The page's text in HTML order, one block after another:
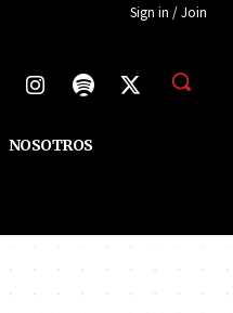
Sign in / Join
NOSOTROS